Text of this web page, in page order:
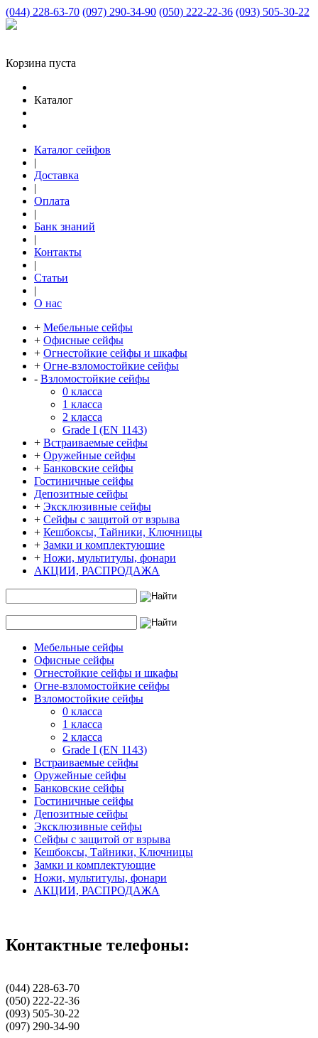
(044) 228-63-70 (097) 290-34-90 (050) 222-22-36 (093) 505-30-22
Корзина пуста
Каталог
Каталог сейфов
|
Доставка
|
Оплата
|
Банк знаний
|
Контакты
|
Статьи
|
О нас
+ Мебельные сейфы
+ Офисные сейфы
+ Огнестойкие сейфы и шкафы
+ Огне-взломостойкие сейфы
- Взломостойкие сейфы
0 класса
1 класса
2 класса
Grade I (EN 1143)
+ Встраиваемые сейфы
+ Оружейные сейфы
+ Банковские сейфы
Гостиничные сейфы
Депозитные сейфы
+ Эксклюзивные сейфы
+ Сейфы с защитой от взрыва
+ Кешбоксы, Тайники, Ключницы
+ Замки и комплектующие
+ Ножи, мультитулы, фонари
АКЦИИ, РАСПРОДАЖА
Мебельные сейфы
Офисные сейфы
Огнестойкие сейфы и шкафы
Огне-взломостойкие сейфы
Взломостойкие сейфы
0 класса
1 класса
2 класса
Grade I (EN 1143)
Встраиваемые сейфы
Оружейные сейфы
Банковские сейфы
Гостиничные сейфы
Депозитные сейфы
Эксклюзивные сейфы
Сейфы с защитой от взрыва
Кешбоксы, Тайники, Ключницы
Замки и комплектующие
Ножи, мультитулы, фонари
АКЦИИ, РАСПРОДАЖА
Контактные телефоны:
(044) 228-63-70
(050) 222-22-36
(093) 505-30-22
(097) 290-34-90